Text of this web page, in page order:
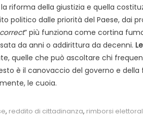
riforma della giustizia e quella
politico dalle priorità del Paese, dai
” più funziona come cortina
da anni o addirittura da decenni.
quelle che può ascoltare chi
è il canovaccio del governo e della
le cuoia.
, reddito di cittadinanza, rimborsi